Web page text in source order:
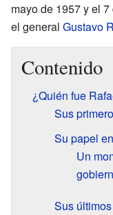
mayo de 1957 y el
el general Gustavo
Contenido
¿Quién fue
Sus
Su papel
Un
Sus